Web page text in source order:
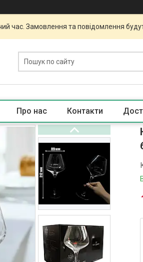
час. Замовлення та повідомлення
Про нас Контакти